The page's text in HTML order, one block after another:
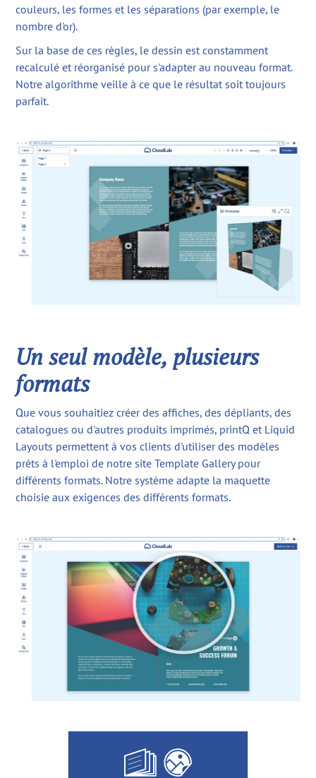
couleurs, les formes et les séparations (par exemple, le
nombre d'or).
Sur la base de ces règles, le dessin est constamment
recalculé et réorganisé pour s'adapter au nouveau format.
Notre algorithme veille à ce que le résultat soit toujours
parfait.
Un seul modèle, plusieurs
formats
Que vous souhaitiez créer des affiches, des dépliants, des
catalogues ou d'autres produits imprimés, printQ et Liquid
Layouts permettent à vos clients d'utiliser des modèles
prêts à l'emploi de notre site Template Gallery pour
différents formats. Notre système adapte la maquette
choisie aux exigences des différents formats.